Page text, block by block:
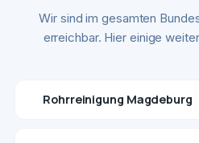
Wir sind im gesamten
erreichbar. Hier einige
Rohrreinigung Magdeburg